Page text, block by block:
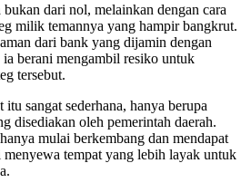
dari nol, melainkan dengan cara
milik temannya yang hampir bangkrut.
dari bank yang dijamin dengan
berani mengambil resiko untuk
tersebut.
sangat sederhana, hanya berupa
disediakan oleh pemerintah daerah.
mulai berkembang dan mendapat
tempat yang lebih layak untuk